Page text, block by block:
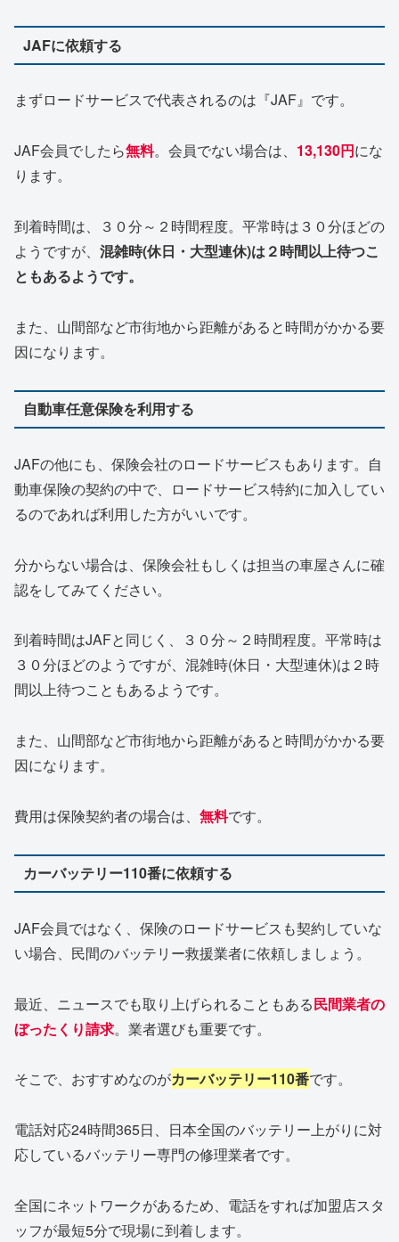
JAFに依頼する
まずロードサービスで代表されるのは『JAF』です。
JAF会員でしたら無料。会員でない場合は、 13,130円にな
ります。
到着時間は、３０分～２時間程度。平常時は３０分ほどの
ようですが、 混雑時(休日・大型連休)は２時間以上待つこ
ともあるようです。
また、山間部など市街地から距離があると時間がかかる要
因になります。
自動車任意保険を利用する
JAFの他にも、保険会社のロードサービスもあります。自
動車保険の契約の中で、ロードサービス特約に加入してい
るのであれば利用した方がいいです。
分からない場合は、保険会社もしくは担当の車屋さんに確
認をしてみてください。
到着時間はJAFと同じく、３０分～２時間程度。平常時は
３０分ほどのようですが、混雑時(休日・大型連休)は２時
間以上待つこともあるようです。
また、山間部など市街地から距離があると時間がかかる要
因になります。
費用は保険契約者の場合は、 無料です。
カーバッテリー110番に依頼する
JAF会員ではなく、保険のロードサービスも契約していな
い場合、民間のバッテリー救援業者に依頼しましょう。
最近、ニュースでも取り上げられることもある民間業者の
ぼったくり請求。業者選びも重要です。
そこで、おすすめなのがカーバッテリー110番です。
電話対応24時間365日、日本全国のバッテリー上がりに対
応しているバッテリー専門の修理業者です。
全国にネットワークがあるため、電話をすれば加盟店スタ
ッフが最短5分で現場に到着します。